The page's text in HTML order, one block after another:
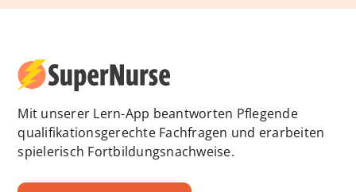
Mit unserer Lern-App beantworten Pflegende
qualifikationsgerechte Fachfragen und erarbeiten
spielerisch Fortbildungsnachweise.